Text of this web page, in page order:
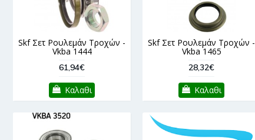
Skf Σετ Ρουλεμάν Τροχών -
Vkba 1444
61,94€
Καλαθι
Skf Σετ Ρουλεμάν Τροχών -
Vkba 1465
28,32€
Καλαθι